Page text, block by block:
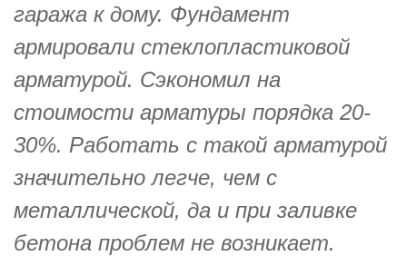
гаража к дому. Фундамент
армировали стеклопластиковой
арматурой. Сэкономил на
стоимости арматуры порядка 20-
30%. Работать с такой арматурой
значительно легче, чем с
металлической, да и при заливке
бетона проблем не возникает.